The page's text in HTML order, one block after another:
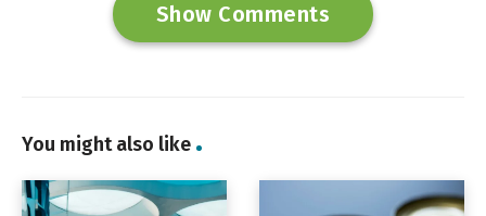
Show Comments
You might also like